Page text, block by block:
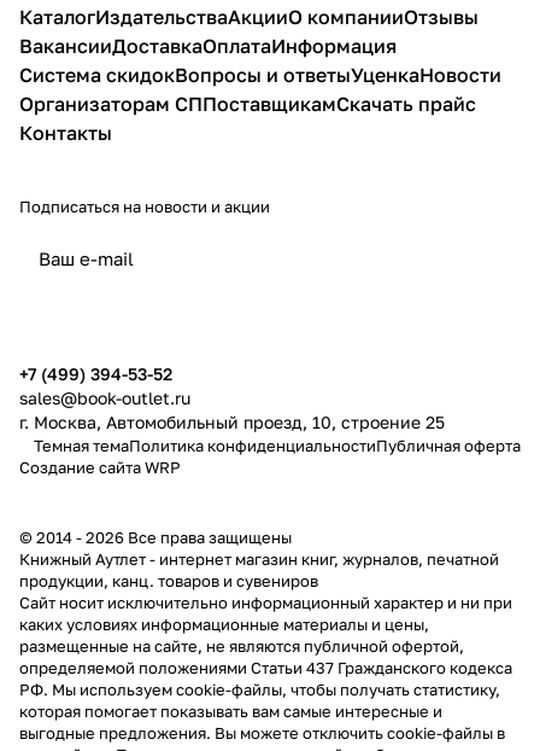
КаталогИздательстваАкцииО компанииОтзывы
ВакансииДоставкаОплатаИнформация
Система скидокВопросы и ответыУценкаНовости
Организаторам СППоставщикамСкачать прайс
Контакты
Подписаться на новости и акции
+7 (499) 394-53-52
sales@book-outlet.ru
г. Москва, Автомобильный проезд, 10, строение 25
Темная темаПолитика конфиденциальностиПубличная оферта
Создание сайтаWRP
© 2014 - 2026 Все права защищены
Книжный Аутлет - интернет магазин книг, журналов, печатной
продукции, канц. товаров и сувениров
Cайт носит исключительно информационный характер и ни при
каких условиях информационные материалы и цены,
размещенные на сайте, не являются публичной офертой,
определяемой положениями Статьи 437 Гражданского кодекса
РФ. Мы используем cookie-файлы, чтобы получать статистику,
которая помогает показывать вам самые интересные и
выгодные предложения. Вы можете отключить cookie-файлы в